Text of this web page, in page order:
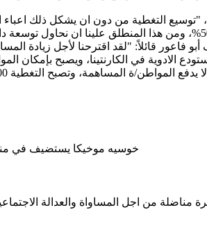
"توسيع التغطية من دون ان يشكل ذلك
الصناديق، وذلك بموجب قرار اعادة النظر بتسعيرة الدواء، حيث انخفضت ادوية الامراض
فاعور قائلاً: "لقد اقترحنا لأجل زيادة
الادوية في الكارنتينا، ويصبح بإمكان
وتصبح التغطية 100%". (السفير، النهار، الديار والمستقبل 1 اذار 2016)
خوسيه موخيكا يستضيف في
مناضلة من اجل المساواة والعدالة